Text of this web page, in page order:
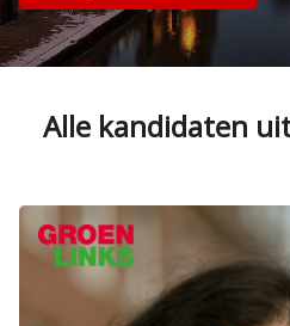
Alle kandidaten